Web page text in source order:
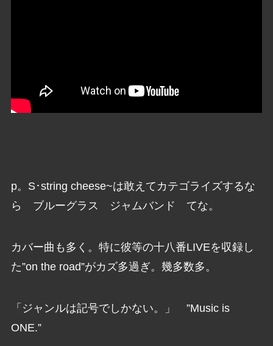
p。S･string cheese~は敢えてカテゴライズするな
ら ブルーグラス ジャムバンド てな。
カバー曲も多く。特に彼等の十八番LIVEを収録し
た”on the road”がカズ多過ぎ。幾多数多。
「ジャンルは記号でしかない。」 ”Music is
ONE.”